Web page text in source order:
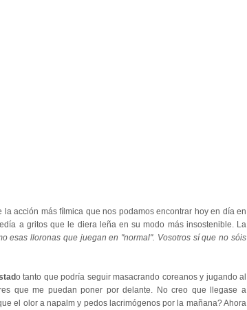
acción más fílmica que nos podamos encontrar hoy en día en
a gritos que le diera leña en su modo más insostenible. La
esas lloronas que juegan en "normal". Vosotros sí que no sóis
o tanto que podría seguir masacrando coreanos y jugando al
que me puedan poner por delante. No creo que llegase a
el olor a napalm y pedos lacrimógenos por la mañana? Ahora